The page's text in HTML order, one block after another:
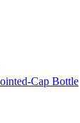
Cap Bottle